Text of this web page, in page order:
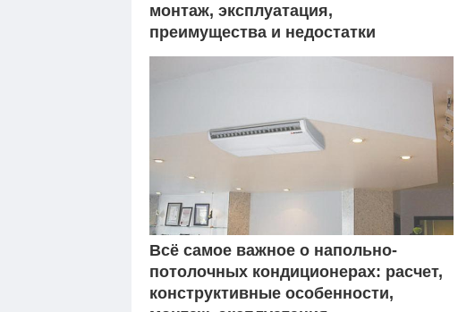
монтаж, эксплуатация,
преимущества и недостатки
Всё самое важное о напольно-
потолочных кондиционерах: расчет,
конструктивные особенности,